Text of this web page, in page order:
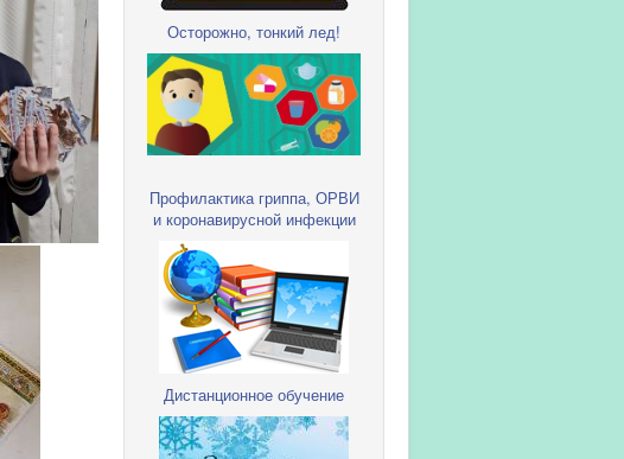
Осторожно, тонкий лед!
Профилактика гриппа, ОРВИ
и коронавирусной инфекции
Дистанционное обучение